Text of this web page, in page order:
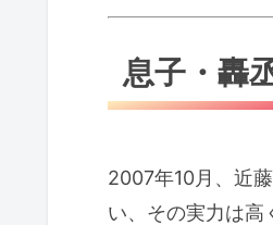
息子・轟
2007年10月、近
い、その実力は高